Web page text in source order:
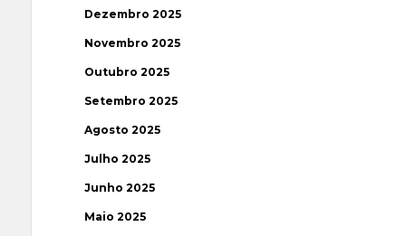
Dezembro 2025
Novembro 2025
Outubro 2025
Setembro 2025
Agosto 2025
Julho 2025
Junho 2025
Maio 2025